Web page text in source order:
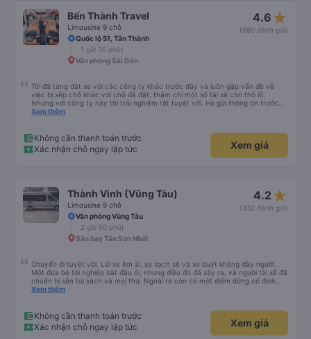
khách là trẻ em hoặc thai sản và sắp xếp chỗ ngồi phù hợp để đảm bảo an
toàn. Có không gian để đặt hành lý của bạn. Cổng sạc và màn hình LCD
không hoạt động ở chỗ ngồi của tôi. Hàng ghế sau 3 chỗ rất thoải mái và có
thể ngả ghế tối đa so với các ghế khác. Nó đi kèm với ghế massage. Có sẵn
một điểm dừng để đi vệ sinh. Bạn có thể chọn tùy chọn nơi dừng lại so với
dịch vụ khác. Người lái xe rất giỏi trả khách tại căn hộ của chúng tôi. Các
nhân viên tại văn phòng có thể nói được tiếng Anh và rất thân thiện. Tôi sẽ
giới thiệu công ty dịch vụ vận tải này cho mọi người để có chuyến đi an
Bến Thành Travel
Limousine 9 chỗ
4.6 star_rate
(880 đánh giá)
Quốc lộ 51, Tân Thành
1 giờ 35 phút
Văn phòng Sài Gòn
Tôi đã từng đặt xe với các công ty khác trước đây và luôn gặp vấn đề về
việc bị xếp chỗ khác với chỗ đã đặt, thậm chí một số tài xế còn thô lỗ.
Nhưng với công ty này thì trải nghiệm rất tuyệt vời. Họ gửi thông tin trước
nên tôi biết khi nào tài xế sẽ đến, đón tôi tại địa chỉ và xếp tôi ngồi đúng chỗ
này. Tôi thường xuyên sử dụng dịch vụ xe limousine để đi lại giữa Thành phố
Hồ Chí Minh và Vũng Tàu. Trải nghiệm tuyệt vời, 👍🏽
Xem thêm
Không cần thanh toán trước
Xác nhận chỗ ngay lập tức
Xem giá
Thành Vinh (Vũng Tàu)
Limousine 9 chỗ
4.2 star_rate
(332 đánh giá)
Văn phòng Vũng Tàu
2 giờ 50 phút
Sân bay Tân Sơn Nhất
Chuyến đi tuyệt vời. Lái xe êm ái, xe sạch sẽ và xe buýt không đầy người.
Một đứa bé tội nghiệp bắt đầu ói, nhưng điều đó đã xảy ra, và người tài xế đã
chuẩn bị sẵn túi xách và mọi thứ. Ngoài ra còn có một điểm dừng cố định
trên đường đến vubg tau
Xem thêm
Không cần thanh toán trước
Xác nhận chỗ ngay lập tức
Xem giá